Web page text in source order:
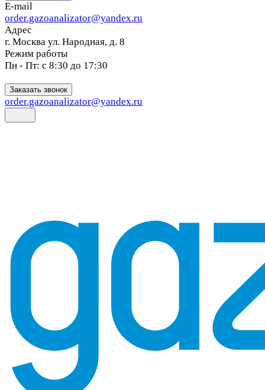
E-mail
order.gazoanalizator@yandex.ru
Адрес
г. Москва ул. Народная, д. 8
Режим работы
Пн - Пт: с 8:30 до 17:30
Заказать звонок
order.gazoanalizator@yandex.ru